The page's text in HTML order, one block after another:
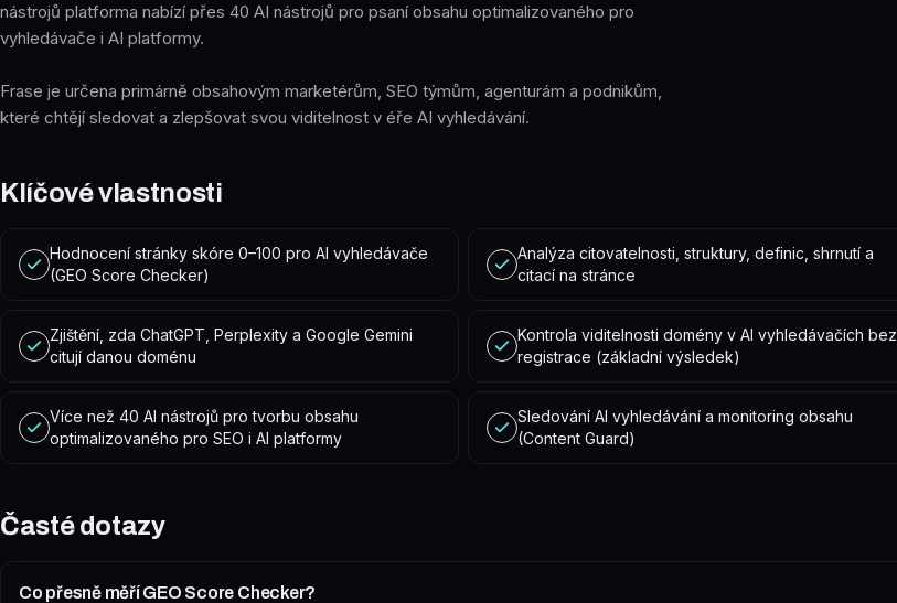
nástrojů platforma nabízí přes 40 AI nástrojů pro psaní obsahu optimalizovaného pro
vyhledávače i AI platformy.
Frase je určena primárně obsahovým marketérům, SEO týmům, agenturám a podnikům,
které chtějí sledovat a zlepšovat svou viditelnost v éře AI vyhledávání.
Klíčové vlastnosti
Hodnocení stránky skóre 0–100 pro AI vyhledávače
(GEO Score Checker)
Analýza citovatelnosti, struktury, definic, shrnutí a
citací na stránce
Zjištění, zda ChatGPT, Perplexity a Google Gemini
citují danou doménu
Kontrola viditelnosti domény v AI vyhledávačích bez
registrace (základní výsledek)
Více než 40 AI nástrojů pro tvorbu obsahu
optimalizovaného pro SEO i AI platformy
Sledování AI vyhledávání a monitoring obsahu
(Content Guard)
Časté dotazy
Co přesně měří GEO Score Checker?